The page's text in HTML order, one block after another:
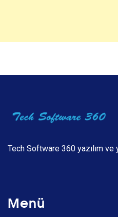
Tech Software 360 yazılım
Menü